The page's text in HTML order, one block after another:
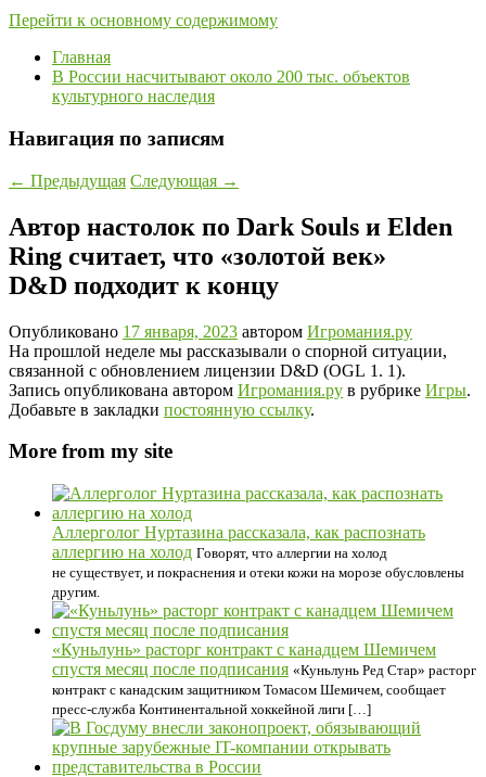
Перейти к основному содержимому
Главная
В России насчитывают около 200 тыс. объектов
культурного наследия
Навигация по записям
← Предыдущая Следующая →
Автор настолок по Dark Souls и Elden
Ring считает, что «золотой век»
D&D подходит к концу
Опубликовано 17 января, 2023 автором Игромания.ру
На прошлой неделе мы рассказывали о спорной ситуации,
связанной с обновлением лицензии D&D (OGL 1. 1).
Запись опубликована автором Игромания.ру в рубрике Игры.
Добавьте в закладки постоянную ссылку.
More from my site
Аллерголог Нуртазина рассказала, как распознать
аллергию на холод Говорят, что аллергии на холод
не существует, и покраснения и отеки кожи на морозе обусловлены
другим.
«Куньлунь» расторг контракт с канадцем Шемичем
спустя месяц после подписания «Куньлунь Ред Стар» расторг
контракт с канадским защитником Томасом Шемичем, сообщает
пресс‑служба Континентальной хоккейной лиги […]